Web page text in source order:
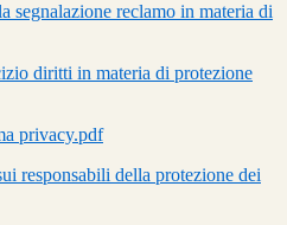
reclamo in materia di
diritti in materia di protezione
privacy.pdf
responsabili della protezione dei